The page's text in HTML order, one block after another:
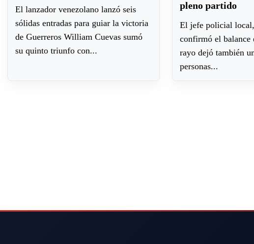
El lanzador venezolano lanzó seis
sólidas entradas para guiar la victoria
de Guerreros William Cuevas sumó
su quinto triunfo con...
pleno partido
El jefe policial
confirmó el balance
rayo dejó también
personas...